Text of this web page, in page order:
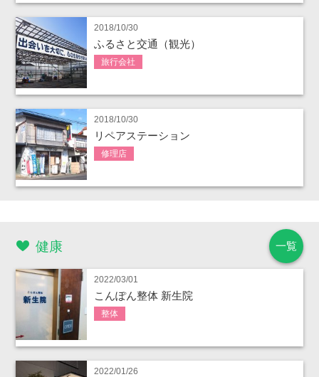
2018/10/30
ふるさと交通（観光）
旅行会社
2018/10/30
リペアステーション
修理店
一覧
健康
2022/03/01
こんぽん整体 新生院
整体
2022/01/26